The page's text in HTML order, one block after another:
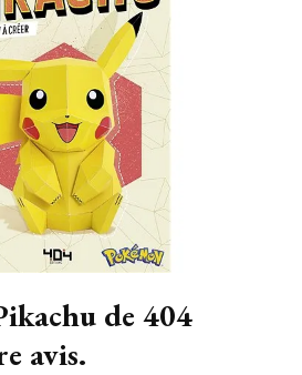
de 404
avis.